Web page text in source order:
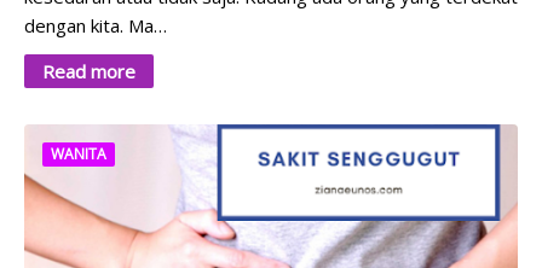
dengan kita. Ma…
Read more
WANITA